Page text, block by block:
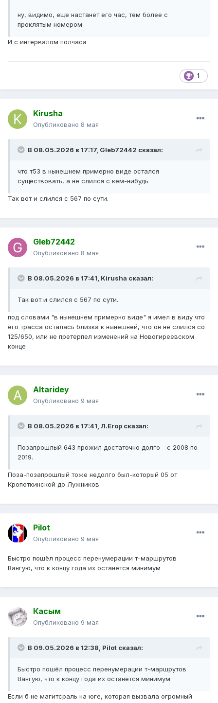
ну, видимо, еще настанет его час, тем более с
проклятым номером
И с интервалом полчаса
1
Kirusha
Опубликовано 8 мая
В 08.05.2026 в 17:17, Gleb72442 сказал:
что т53 в нынешнем примерно виде остался
существовать, а не слился с кем-нибудь
Так вот и слился с 567 по сути.
Gleb72442
Опубликовано 8 мая
В 08.05.2026 в 17:41, Kirusha сказал:
Так вот и слился с 567 по сути.
под словами "в нынешнем примерно виде" я имел в виду что
его трасса осталась близка к нынешней, что он не слился со
125/650, или не претерпел изменений на Новогиреевском
конце
Altaridey
Опубликовано 9 мая
В 08.05.2026 в 17:41, Л.Егор сказал:
Позапрошлый 643 прожил достаточно долго - с 2008 по
2019.
Поза-позапрошлый тоже недолго был-который 05 от
Кропоткинской до Лужников
Pilot
Опубликовано 9 мая
Быстро пошёл процесс перенумерации т-маршрутов
Вангую, что к концу года их останется минимум
Касым
Опубликовано 9 мая
В 09.05.2026 в 12:38, Pilot сказал:
Быстро пошёл процесс перенумерации т-маршрутов
Вангую, что к концу года их останется минимум
Если б не магитсраль на юге, которая вызвала огромный